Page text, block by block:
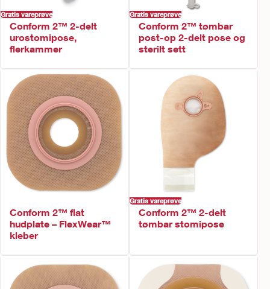
Gratis vareprøve
Conform 2™ 2-delt
urostomipose,
flerkammer
Gratis vareprøve
Conform 2™ tømbar
post-op 2-delt pose og
sterilt sett
Conform 2™ flat
hudplate – FlexWear™
kleber
Gratis vareprøve
Conform 2™ 2-delt
tømbar stomipose